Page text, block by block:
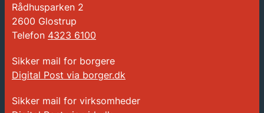
Rådhusparken 2
2600 Glostrup
Telefon 4323 6100
Sikker mail for borgere
Digital Post via borger.dk
Sikker mail for virksomheder